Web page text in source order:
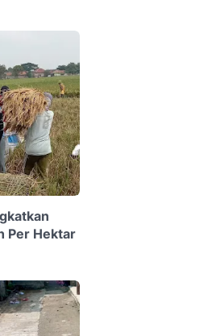
Per Hektar